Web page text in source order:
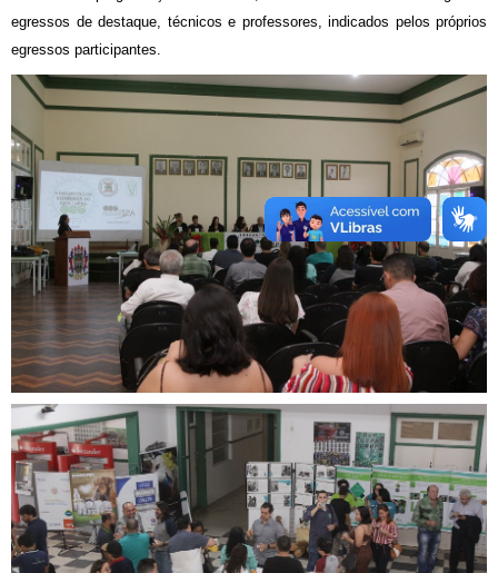
egressos de destaque, técnicos e professores, indicados pelos próprios
egressos participantes.